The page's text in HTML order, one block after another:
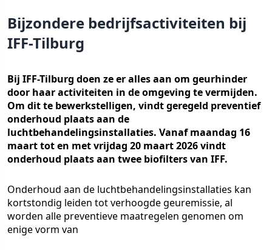
Bijzondere bedrijfsactiviteiten bij
IFF-Tilburg
Bij IFF-Tilburg doen ze er alles aan om geurhinder
door haar activiteiten in de omgeving te vermijden.
Om dit te bewerkstelligen, vindt geregeld preventief
onderhoud plaats aan de
luchtbehandelingsinstallaties. Vanaf maandag 16
maart tot en met vrijdag 20 maart 2026 vindt
onderhoud plaats aan twee biofilters van IFF.
Onderhoud aan de luchtbehandelingsinstallaties kan
kortstondig leiden tot verhoogde geuremissie, al
worden alle preventieve maatregelen genomen om
enige vorm van